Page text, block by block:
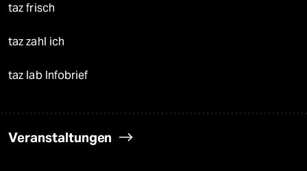
taz frisch
taz zahl ich
taz lab Infobrief
Veranstaltungen